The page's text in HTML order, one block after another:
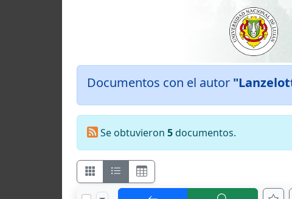
Documentos con el autor
Se obtuvieron 5documentos.